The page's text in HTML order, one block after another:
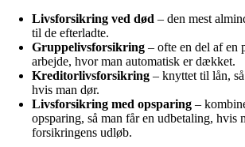
Livsforsikring ved død – den mest
til de efterladte.
Gruppelivsforsikring – ofte en del af en
arbejde, hvor man automatisk er dækket.
Kreditorlivsforsikring – knyttet til lån,
hvis man dør.
Livsforsikring med opsparing –
opsparing, så man får en udbetaling, hvis
forsikringens udløb.